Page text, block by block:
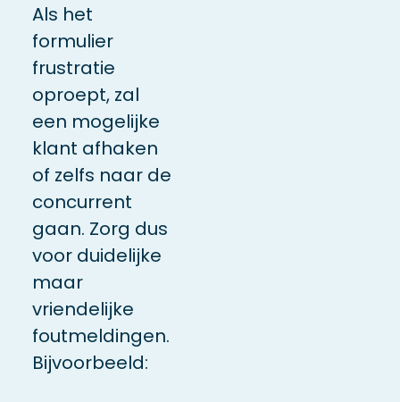
Als het
formulier
frustratie
oproept, zal
een mogelijke
klant afhaken
of zelfs naar de
concurrent
gaan. Zorg dus
voor duidelijke
maar
vriendelijke
foutmeldingen.
Bijvoorbeeld: